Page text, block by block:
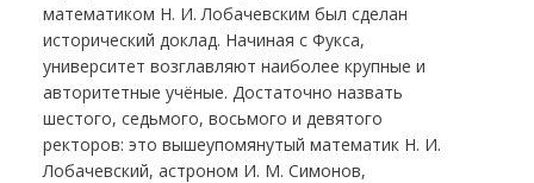
математиком Н. И. Лобачевским был сделан
исторический доклад. Начиная с Фукса,
университет возглавляют наиболее крупные и
авторитетные учёные. Достаточно назвать
шестого, седьмого, восьмого и девятого
ректоров: это вышеупомянутый математик Н. И.
Лобачевский, астроном И. М. Симонов,